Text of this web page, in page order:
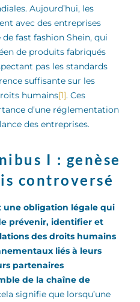
Aujourd’hui, les
avec des entreprises
fast fashion Shein, qui
de produits fabriqués
pas les standards
suffisante sur les
humains[1]. Ces
d’une réglementation
des entreprises.
I : genèse
controversé
une obligation légale qui
prévenir, identifier et
des droits humains
liés à leurs
partenaires
de la chaîne de
signifie que lorsqu’une